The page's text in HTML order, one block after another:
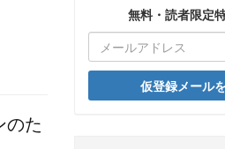
のた
無料・読者限定
仮登録メール